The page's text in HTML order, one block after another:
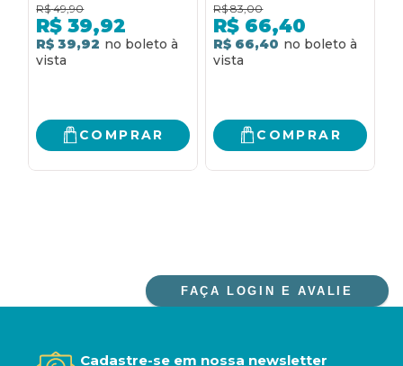
R$ 49,90
R$ 39,92
R$ 39,92
COMPRAR
R$ 83,00
R$ 66,40
R$ 66,40
COMPRAR
FAÇA LOGIN E AVALIE
Cadastre-se em nossa newsletter